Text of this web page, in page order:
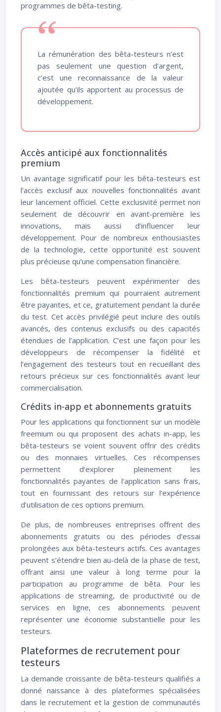
programmes de bêta-testing.
La rémunération des bêta-testeurs n’est
pas seulement une question d’argent,
c’est une reconnaissance de la valeur
ajoutée qu’ils apportent au processus de
développement.
Accès anticipé aux fonctionnalités
premium
Un avantage significatif pour les bêta-testeurs est
l’accès exclusif aux nouvelles fonctionnalités avant
leur lancement officiel. Cette exclusivité permet non
seulement de découvrir en avant-première les
innovations, mais aussi d’influencer leur
développement. Pour de nombreux enthousiastes
de la technologie, cette opportunité est souvent
plus précieuse qu’une compensation financière.
Les bêta-testeurs peuvent expérimenter des
fonctionnalités premium qui pourraient autrement
être payantes, et ce, gratuitement pendant la durée
du test. Cet accès privilégié peut inclure des outils
avancés, des contenus exclusifs ou des capacités
étendues de l’application. C’est une façon pour les
développeurs de récompenser la fidélité et
l’engagement des testeurs tout en recueillant des
retours précieux sur ces fonctionnalités avant leur
commercialisation.
Crédits in-app et abonnements gratuits
Pour les applications qui fonctionnent sur un modèle
freemium ou qui proposent des achats in-app, les
bêta-testeurs se voient souvent offrir des crédits
ou des monnaies virtuelles. Ces récompenses
permettent d’explorer pleinement les
fonctionnalités payantes de l’application sans frais,
tout en fournissant des retours sur l’expérience
d’utilisation de ces options premium.
De plus, de nombreuses entreprises offrent des
abonnements gratuits ou des périodes d’essai
prolongées aux bêta-testeurs actifs. Ces avantages
peuvent s’étendre bien au-delà de la phase de test,
offrant ainsi une valeur à long terme pour la
participation au programme de bêta. Pour les
applications de streaming, de productivité ou de
services en ligne, ces abonnements peuvent
représenter une économie substantielle pour les
testeurs.
Plateformes de recrutement pour
testeurs
La demande croissante de bêta-testeurs qualifiés a
donné naissance à des plateformes spécialisées
dans le recrutement et la gestion de communautés